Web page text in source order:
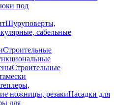
под
Шуруповерты,
сабельные
Строительные
Строительные
ножницы, резакиНасадки для
для